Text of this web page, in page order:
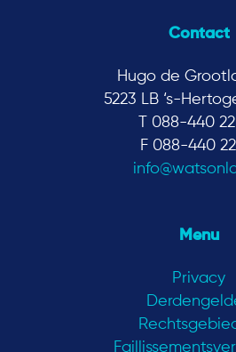
Contact
Hugo de
5223 LB ‘s-
T 088-440
F 088-440
Menu
Privacy